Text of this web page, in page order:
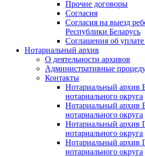
Прочие договоры
Согласия
Согласия на выезд
Республики Беларусь
Соглашения об
Нотариальный архив
О деятельности архивов
Административные
Контакты
Нотариальный архив
нотариального округа
Нотариальный архив
нотариального округа
Нотариальный архив
нотариального округа
Нотариальный архив
нотариального округа